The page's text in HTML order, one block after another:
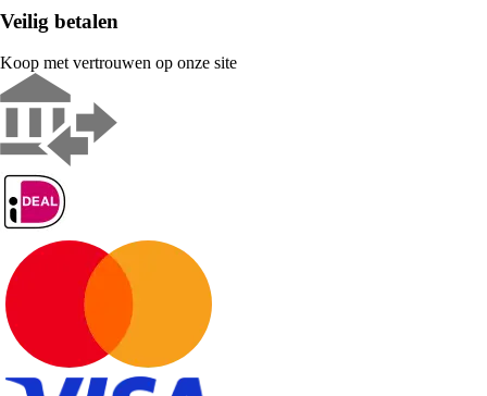
Veilig betalen
Koop met vertrouwen op onze site